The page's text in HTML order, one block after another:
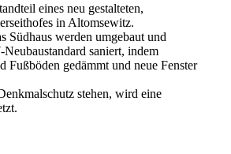
eines neu gestalteten,
in Altomsewitz.
Südhaus werden umgebaut und
saniert, indem
Fußböden gedämmt und neue Fenster
stehen, wird eine